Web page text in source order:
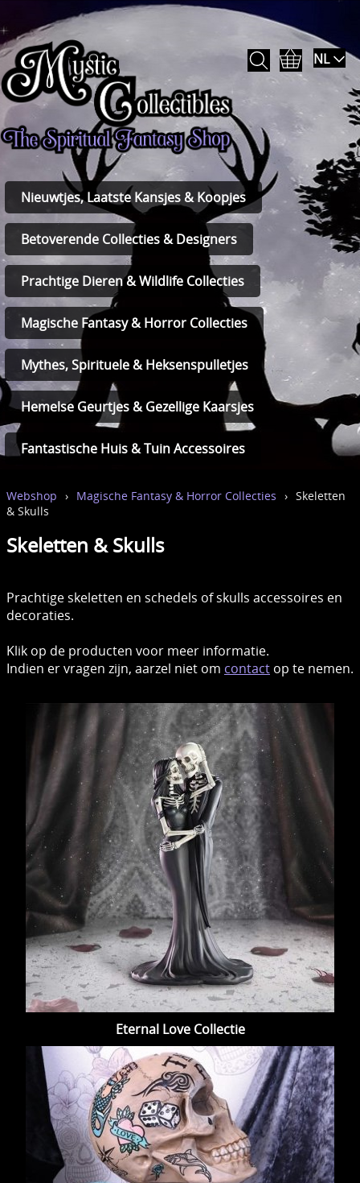
NL
Nieuwtjes, Laatste Kansjes & Koopjes
Betoverende Collecties & Designers
Prachtige Dieren & Wildlife Collecties
Magische Fantasy & Horror Collecties
Mythes, Spirituele & Heksenspulletjes
Hemelse Geurtjes & Gezellige Kaarsjes
Fantastische Huis & Tuin Accessoires
Webshop › Magische Fantasy & Horror Collecties › Skeletten
& Skulls
Skeletten & Skulls
Prachtige skeletten en schedels of skulls accessoires en
decoraties.
Klik op de producten voor meer informatie.
Indien er vragen zijn, aarzel niet om contact op te nemen.
Eternal Love Collectie